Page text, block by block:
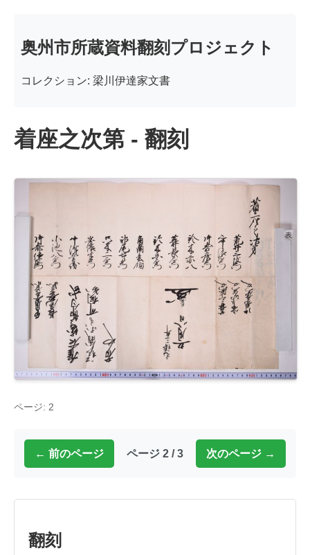
奥州市所蔵資料翻刻プロジェクト
コレクション: 梁川伊達家文書
着座之次第 - 翻刻
ページ: 2
← 前のページ ページ 2 / 3 次のページ →
翻刻